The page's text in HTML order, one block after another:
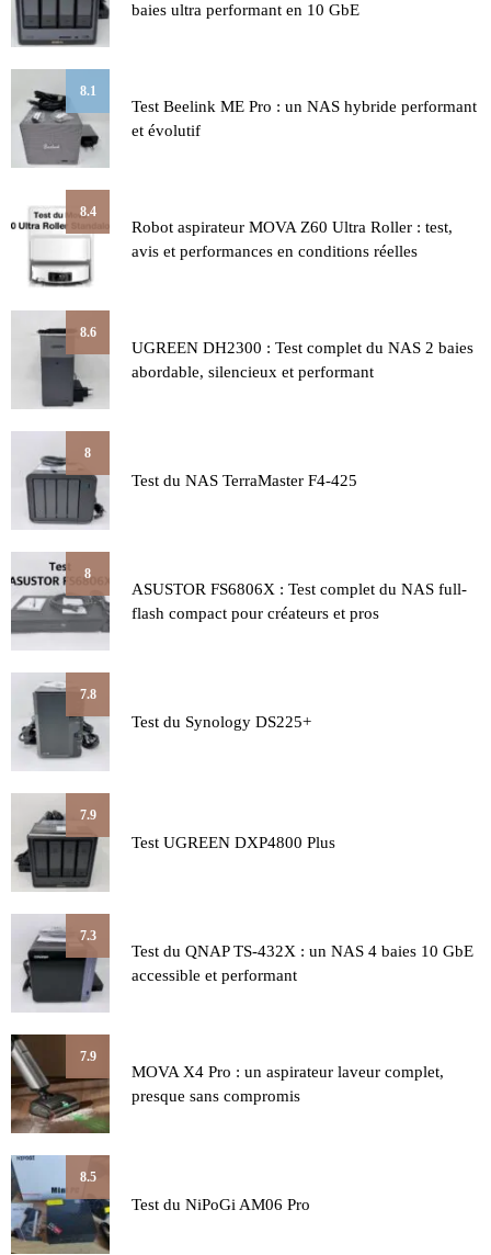
baies ultra performant en 10 GbE
8.1
Test Beelink ME Pro : un NAS hybride performant
et évolutif
8.4
Robot aspirateur MOVA Z60 Ultra Roller : test,
avis et performances en conditions réelles
8.6
UGREEN DH2300 : Test complet du NAS 2 baies
abordable, silencieux et performant
8
Test du NAS TerraMaster F4-425
8
ASUSTOR FS6806X : Test complet du NAS full-
flash compact pour créateurs et pros
7.8
Test du Synology DS225+
7.9
Test UGREEN DXP4800 Plus
7.3
Test du QNAP TS-432X : un NAS 4 baies 10 GbE
accessible et performant
7.9
MOVA X4 Pro : un aspirateur laveur complet,
presque sans compromis
8.5
Test du NiPoGi AM06 Pro